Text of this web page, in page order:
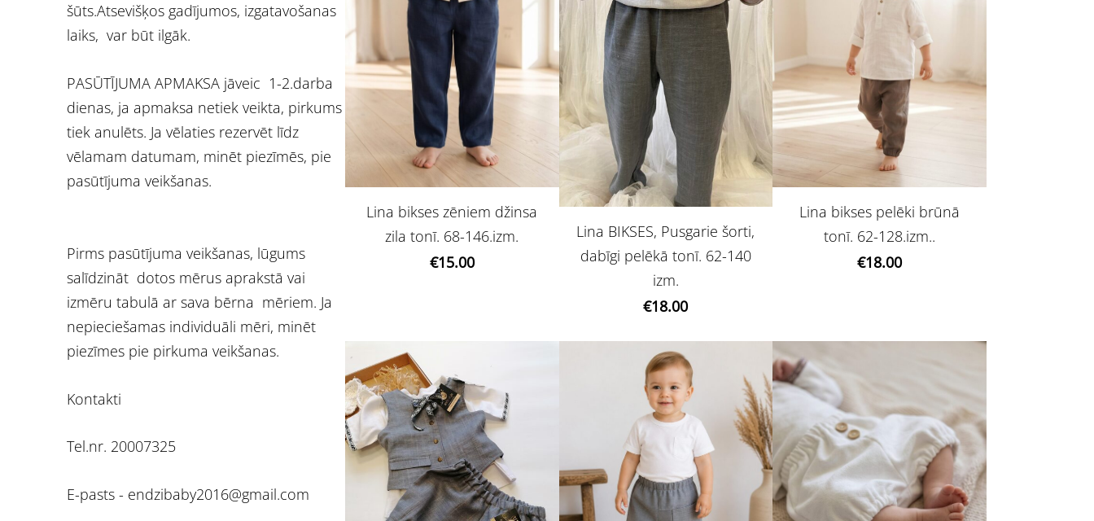
šūts.Atsevišķos gadījumos, izgatavošanas
laiks, var būt ilgāk.
PASŪTĪJUMA APMAKSA jāveic 1-2.darba
dienas, ja apmaksa netiek veikta, pirkums
tiek anulēts. Ja vēlaties rezervēt līdz
vēlamam datumam, minēt piezīmēs, pie
pasūtījuma veikšanas.
Pirms pasūtījuma veikšanas, lūgums
salīdzināt dotos mērus aprakstā vai
izmēru tabulā ar sava bērna mēriem. Ja
nepieciešamas individuāli mēri, minēt
piezīmes pie pirkuma veikšanas.
Kontakti
Tel.nr. 20007325
E-pasts - endzibaby2016@gmail.com
Lina bikses zēniem džinsa
zila tonī. 68-146.izm.
€15.00
Lina BIKSES, Pusgarie šorti,
dabīgi pelēkā tonī. 62-140
izm.
€18.00
Lina bikses pelēki brūnā
tonī. 62-128.izm..
€18.00